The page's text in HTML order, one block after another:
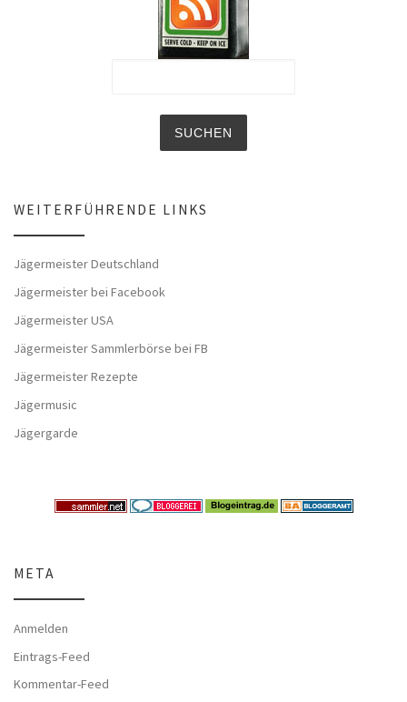
WEITERFÜHRENDE LINKS
Jägermeister Deutschland
Jägermeister bei Facebook
Jägermeister USA
Jägermeister Sammlerbörse bei FB
Jägermeister Rezepte
Jägermusic
Jägergarde
META
Anmelden
Eintrags-Feed
Kommentar-Feed